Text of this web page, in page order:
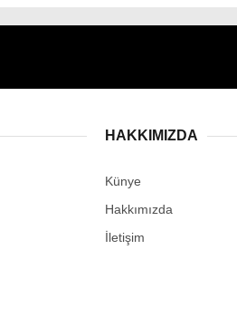
HAKKIMIZDA
Künye
Hakkımızda
İletişim